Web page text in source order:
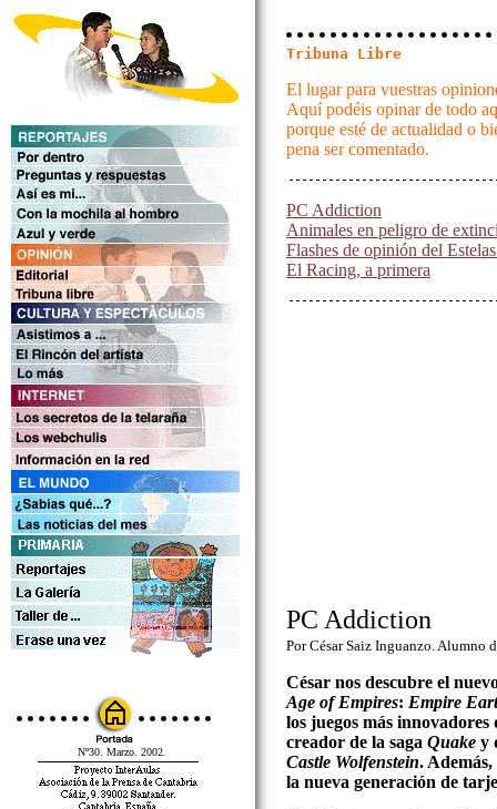
Nº30. Marzo. 2002.
Tribuna Libre
El lugar para vuestras
Aquí podéis opinar de todo
porque esté de actualidad o
pena ser comentado.
PC Addiction
Animales en peligro de
Flashes de opinión del
El Racing, a primera
PC Addiction
Por César Saiz Inguanzo. Alumno
César nos descubre el
Age of Empires: Empire
los juegos más innovadores
creador de la saga Quake y
Castle Wolfenstein.
la nueva generación de